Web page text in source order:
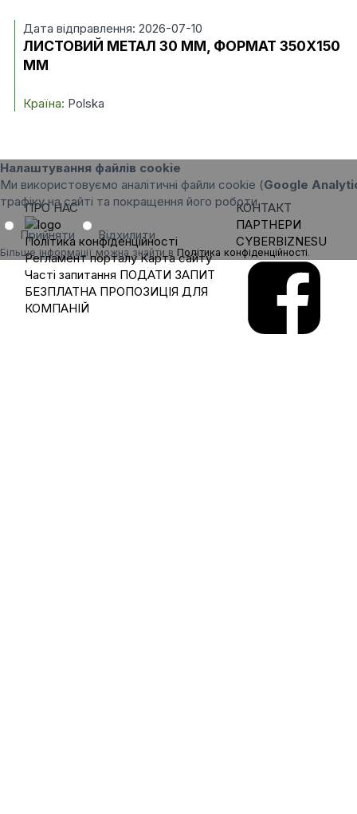
Дата відправлення: 2026-07-10
ЛИСТОВИЙ МЕТАЛ 30 ММ, ФОРМАТ 350X150
ММ
Країна: Polska
Налаштування файлів cookie
Ми використовуємо аналітичні файли cookie (Google
трафіку на сайті та покращення його роботи.
Прийняти Відхилити
Більше інформації можна знайти в Політика конфіденційності.
ПРО НАС
Політика конфіденційності
Регламент порталу Карта сайту
Часті запитання ПОДАТИ ЗАПИТ
БЕЗПЛАТНА ПРОПОЗИЦІЯ ДЛЯ
КОМПАНІЙ
КОНТАКТ
ПАРТНЕРИ
CYBERBIZNESU